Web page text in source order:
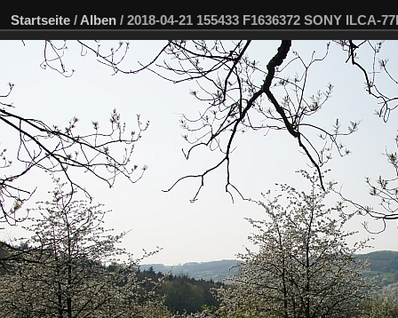
Startseite / Alben / 2018-04-21 155433 F1636372 SONY ILCA-